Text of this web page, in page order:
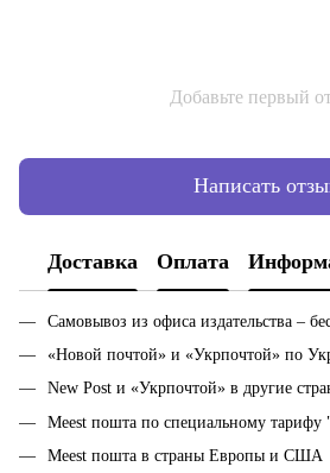
Добавьте первый
Написать
Доставка Оплата
Самовывоз из офиса издательства –
«Новой почтой» и «Укрпочтой» по
New Post и «Укрпочтой» в другие
Meest пошта по специальному
Meest пошта в страны Европы и США